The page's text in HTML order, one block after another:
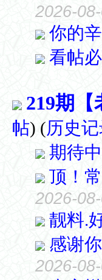
2026-
你的
看帖
219期
帖) (历史
期待
顶！
2026-
靓料.
感谢
2026-